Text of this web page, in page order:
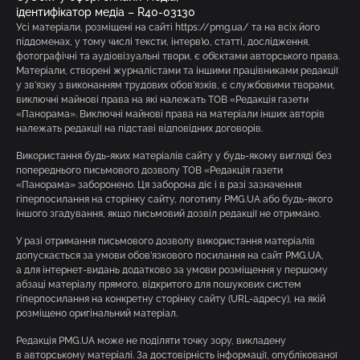
ідентифікатор медіа – R40-03130
Усі матеріали, розміщені на сайті https://pmg.ua/ та на всіх його
піддоменах, у тому числі тексти, інтерв’ю, статті, дослідження,
фотографічні та аудіовізуальні твори, є об’єктами авторського права.
Матеріали, створені журналістами та іншими працівниками редакції
у зв’язку з виконанням трудових обов’язків, є службовими творами,
виключні майнові права на які належать ТОВ «Редакція газети
«Панорама». Виключні майнові права на матеріали інших авторів
належать редакції на підставі відповідних договорів.
Використання будь-яких матеріалів сайту у будь-якому вигляді без
попереднього письмового дозволу ТОВ «Редакція газети
«Панорама» заборонено. Ця заборона діє і в разі зазначення
гіперпосилання на сторінку сайту, логотипу PMG.UA або будь-якого
іншого згадування, якщо письмовий дозвіл редакції не отримано.
У разі отримання письмового дозволу використання матеріалів
допускається за умови обов’язкового посилання на сайт PMG.UA,
а для інтернет-видань додатково за умови розміщення у першому
абзаці матеріалу прямого, відкритого для пошукових систем
гіперпосилання на конкретну сторінку сайту (URL-адресу), на якій
розміщено оригінальний матеріал.
Редакція PMG.UA може не поділяти точку зору, викладену
в авторському матеріалі. За достовірність інформації, опублікованої